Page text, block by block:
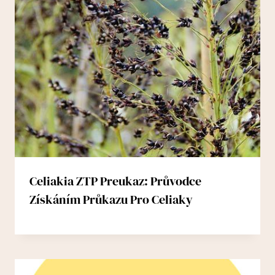
Celiakia ZTP Preukaz: Průvodce
Získáním Průkazu Pro Celiaky